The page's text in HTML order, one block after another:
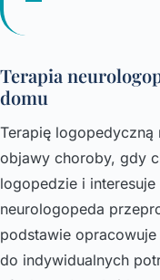
Terapia
domu
Terapię
objawy choroby, gdy
logopedzie i
neurologopeda
podstawie
do indywidualnych